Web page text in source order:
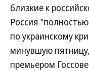
близкие к
Россия
по украинскому
минувшую
премьером